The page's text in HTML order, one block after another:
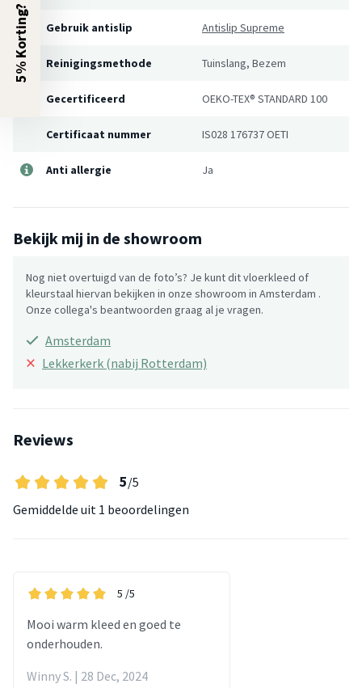
Gebruik antislip Antislip Supreme
Reinigingsmethode Tuinslang, Bezem
Gecertificeerd OEKO-TEX® STANDARD 100
Certificaat nummer IS028 176737 OETI
Anti allergie Ja
Bekijk mij in de showroom
Nog niet overtuigd van de foto’s? Je kunt dit vloerkleed of
kleurstaal hiervan bekijken in onze showroom in Amsterdam .
Onze collega's beantwoorden graag al je vragen.
Amsterdam
× Lekkerkerk (nabij Rotterdam)
Reviews
5/5
Gemiddelde uit 1 beoordelingen
5 /5
Mooi warm kleed en goed te
onderhouden.
Winny S. | 28 Dec, 2024
5% Korting?